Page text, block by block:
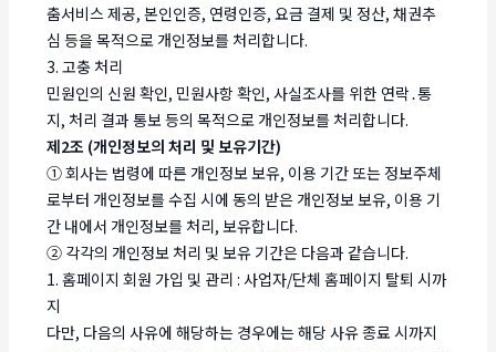
춤서비스 제공, 본인인증, 연령인증, 요금 결제 및 정산, 채권추
심 등을 목적으로 개인정보를 처리합니다.
3. 고충 처리
민원인의 신원 확인, 민원사항 확인, 사실조사를 위한 연락․통
지, 처리 결과 통보 등의 목적으로 개인정보를 처리합니다.
제2조 (개인정보의 처리 및 보유기간)
① 회사는 법령에 따른 개인정보 보유, 이용 기간 또는 정보주체
로부터 개인정보를 수집 시에 동의 받은 개인정보 보유, 이용 기
간 내에서 개인정보를 처리, 보유합니다.
② 각각의 개인정보 처리 및 보유 기간은 다음과 같습니다.
1. 홈페이지 회원 가입 및 관리 : 사업자/단체 홈페이지 탈퇴 시까
지
다만, 다음의 사유에 해당하는 경우에는 해당 사유 종료 시까지